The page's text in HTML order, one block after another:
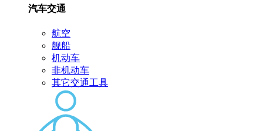
汽车交通
航空
舰船
机动车
非机动车
其它交通工具